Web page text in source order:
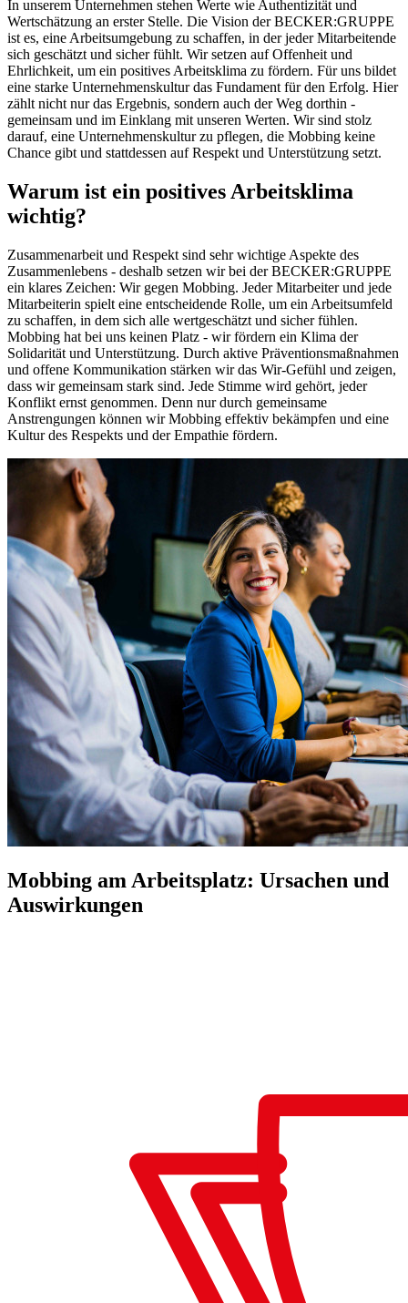
In unserem Unternehmen stehen Werte wie Authentizität und
Wertschätzung an erster Stelle. Die Vision der BECKER:GRUPPE
ist es, eine Arbeitsumgebung zu schaffen, in der jeder Mitarbeitende
sich geschätzt und sicher fühlt. Wir setzen auf Offenheit und
Ehrlichkeit, um ein positives Arbeitsklima zu fördern. Für uns bildet
eine starke Unternehmenskultur das Fundament für den Erfolg. Hier
zählt nicht nur das Ergebnis, sondern auch der Weg dorthin -
gemeinsam und im Einklang mit unseren Werten. Wir sind stolz
darauf, eine Unternehmenskultur zu pflegen, die Mobbing keine
Chance gibt und stattdessen auf Respekt und Unterstützung setzt.
Warum ist ein positives Arbeitsklima
wichtig?
Zusammenarbeit und Respekt sind sehr wichtige Aspekte des
Zusammenlebens - deshalb setzen wir bei der BECKER:GRUPPE
ein klares Zeichen: Wir gegen Mobbing. Jeder Mitarbeiter und jede
Mitarbeiterin spielt eine entscheidende Rolle, um ein Arbeitsumfeld
zu schaffen, in dem sich alle wertgeschätzt und sicher fühlen.
Mobbing hat bei uns keinen Platz - wir fördern ein Klima der
Solidarität und Unterstützung. Durch aktive Präventionsmaßnahmen
und offene Kommunikation stärken wir das Wir-Gefühl und zeigen,
dass wir gemeinsam stark sind. Jede Stimme wird gehört, jeder
Konflikt ernst genommen. Denn nur durch gemeinsame
Anstrengungen können wir Mobbing effektiv bekämpfen und eine
Kultur des Respekts und der Empathie fördern.
Mobbing am Arbeitsplatz: Ursachen und
Auswirkungen